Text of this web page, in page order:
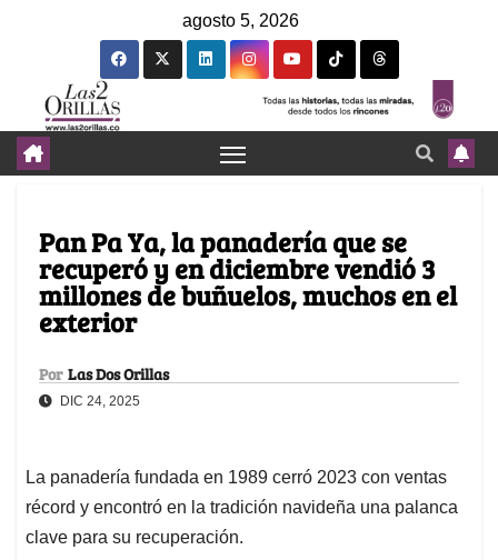
agosto 5, 2026
Pan Pa Ya, la panadería que se
recuperó y en diciembre vendió 3
millones de buñuelos, muchos en el
exterior
Por Las Dos Orillas
DIC 24, 2025
La panadería fundada en 1989 cerró 2023 con ventas
récord y encontró en la tradición navideña una palanca
clave para su recuperación.